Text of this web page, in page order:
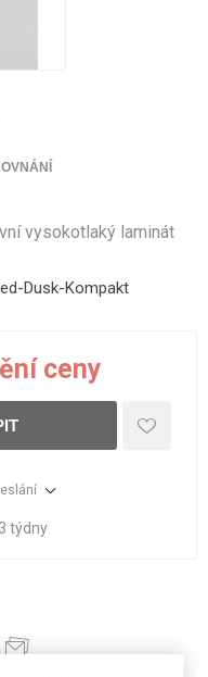
vysokotlaký laminát
Dusk-Kompakt
ceny
týdny